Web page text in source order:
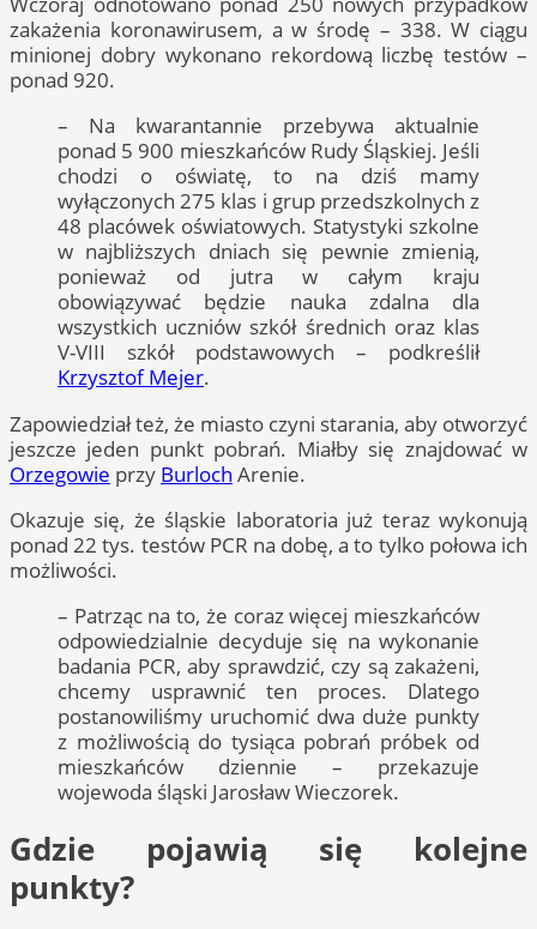
zakażenia koronawirusem, a w środę – 338. W ciągu
minionej dobry wykonano rekordową liczbę testów –
ponad 920.
– Na kwarantannie przebywa aktualnie
ponad 5 900 mieszkańców Rudy Śląskiej. Jeśli
chodzi o oświatę, to na dziś mamy
wyłączonych 275 klas i grup przedszkolnych z
48 placówek oświatowych. Statystyki szkolne
w najbliższych dniach się pewnie zmienią,
ponieważ od jutra w całym kraju
obowiązywać będzie nauka zdalna dla
wszystkich uczniów szkół średnich oraz klas
V-VIII szkół podstawowych – podkreślił
Krzysztof Mejer.
Zapowiedział też, że miasto czyni starania, aby otworzyć
jeszcze jeden punkt pobrań. Miałby się znajdować w
Orzegowie przy Burloch Arenie.
Okazuje się, że śląskie laboratoria już teraz wykonują
ponad 22 tys. testów PCR na dobę, a to tylko połowa ich
możliwości.
– Patrząc na to, że coraz więcej mieszkańców
odpowiedzialnie decyduje się na wykonanie
badania PCR, aby sprawdzić, czy są zakażeni,
chcemy usprawnić ten proces. Dlatego
postanowiliśmy uruchomić dwa duże punkty
z możliwością do tysiąca pobrań próbek od
mieszkańców dziennie – przekazuje
wojewoda śląski Jarosław Wieczorek.
Gdzie pojawią się kolejne
punkty?